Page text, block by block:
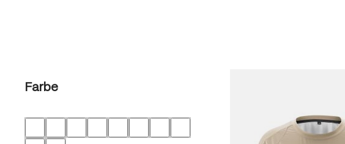
Farbe